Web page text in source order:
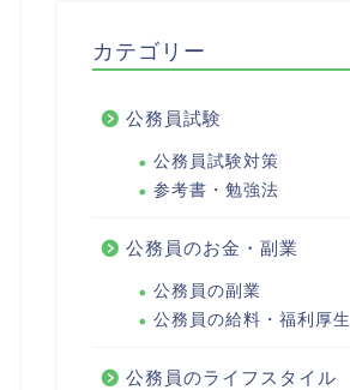
カテゴリー
公務員試験
公務員試験対策
参考書・勉強法
公務員のお金・副業
公務員の副業
公務員の給料・福利厚生
公務員のライフスタイル